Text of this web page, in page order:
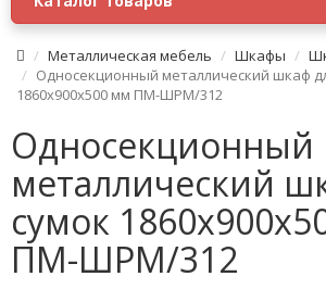
Металлическая мебель Шкафы
Односекционный металлический шкаф
1860x900x500 мм ПМ-ШРМ/312
Односекционный
металлический
сумок
ПМ-ШРМ/312